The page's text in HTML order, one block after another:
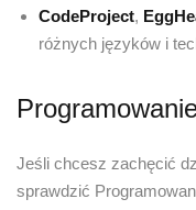
CodeProject,
różnych języków i
Jeśli chcesz zachęcić
sprawdzić